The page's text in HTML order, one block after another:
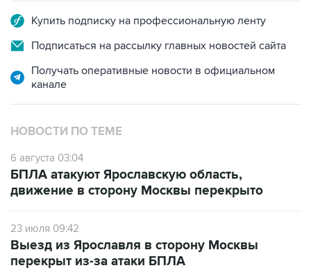
Купить подписку на профессиональную ленту
Подписаться на рассылку главных новостей сайта
Получать оперативные новости в официальном
канале
НОВОСТИ ПО ТЕМЕ
6 августа 03:04
БПЛА атакуют Ярославскую область,
движение в сторону Москвы перекрыто
23 июля 09:42
Выезд из Ярославля в сторону Москвы
перекрыт из-за атаки БПЛА